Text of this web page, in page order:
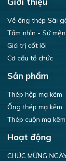
Về ống thép Sài
Tầm nhìn - Sứ
Giá trị cốt lõi
Cơ cấu tổ chức
Sản phẩm
Thép hộp mạ kẽm
Ống thép mạ kẽm
Thép cuộn mạ kẽm
Hoạt động
CHÚC MỪNG